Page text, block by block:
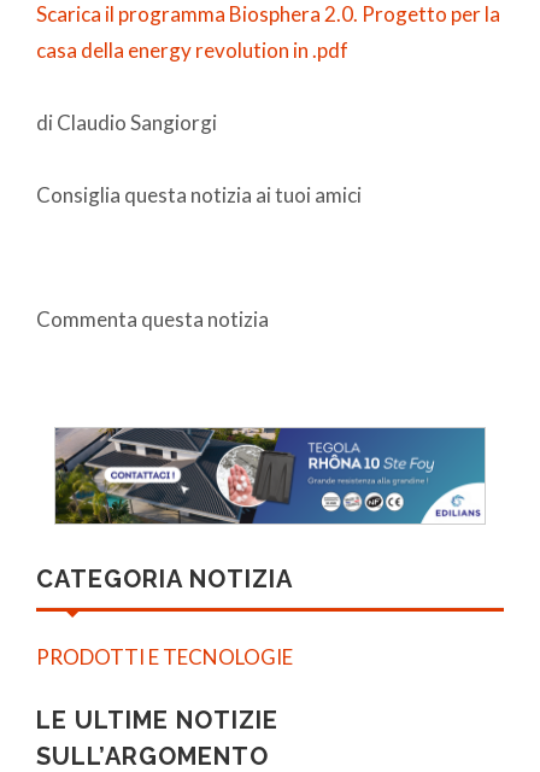
Scarica il programma Biosphera 2.0. Progetto per la
casa della energy revolution in .pdf
di Claudio Sangiorgi
Consiglia questa notizia ai tuoi amici
Commenta questa notizia
CATEGORIA NOTIZIA
PRODOTTI E TECNOLOGIE
LE ULTIME NOTIZIE
SULL’ARGOMENTO